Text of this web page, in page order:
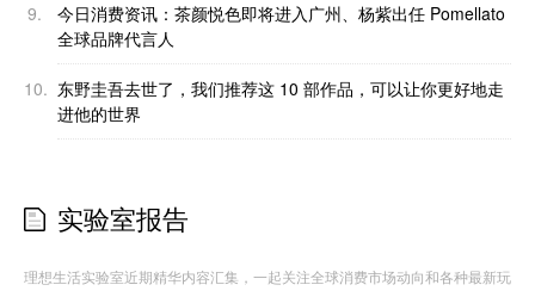
9.
今日消费资讯：茶颜悦色即将进入广州、杨紫出任 Pomellato
全球品牌代言人
10. 东野圭吾去世了，我们推荐这 10 部作品，可以让你更好地走
进他的世界
实验室报告
理想生活实验室近期精华内容汇集，一起关注全球消费市场动向和各种最新玩